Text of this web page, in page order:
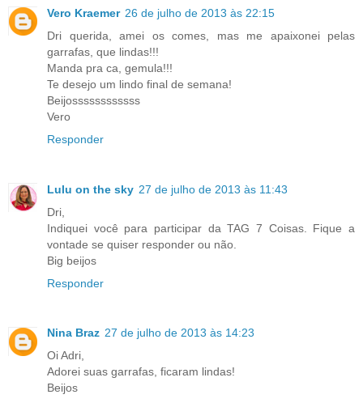
Vero Kraemer 26 de julho de 2013 às 22:15
Dri querida, amei os comes, mas me apaixonei pelas
garrafas, que lindas!!!
Manda pra ca, gemula!!!
Te desejo um lindo final de semana!
Beijossssssssssss
Vero
Responder
Lulu on the sky 27 de julho de 2013 às 11:43
Dri,
Indiquei você para participar da TAG 7 Coisas. Fique a
vontade se quiser responder ou não.
Big beijos
Responder
Nina Braz 27 de julho de 2013 às 14:23
Oi Adri,
Adorei suas garrafas, ficaram lindas!
Beijos